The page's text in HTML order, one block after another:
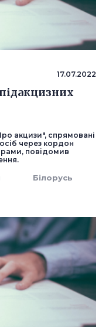
17.07.2022
акцизи", спрямовані
через кордон
повідомив
Білорусь